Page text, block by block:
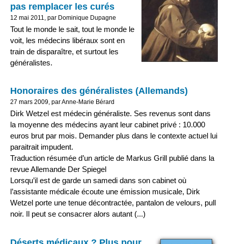
pas remplacer les curés
12 mai 2011, par Dominique Dupagne
Tout le monde le sait, tout le monde le
voit, les médecins libéraux sont en
train de disparaître, et surtout les
généralistes.
Honoraires des généralistes (Allemands)
27 mars 2009, par Anne-Marie Bérard
Dirk Wetzel est médecin généraliste. Ses revenus sont dans
la moyenne des médecins ayant leur cabinet privé : 10.000
euros brut par mois. Demander plus dans le contexte actuel lui
paraitrait impudent.
Traduction résumée d’un article de Markus Grill publié dans la
revue Allemande Der Spiegel
Lorsqu’il est de garde un samedi dans son cabinet où
l’assistante médicale écoute une émission musicale, Dirk
Wetzel porte une tenue décontractée, pantalon de velours, pull
noir. Il peut se consacrer alors autant (...)